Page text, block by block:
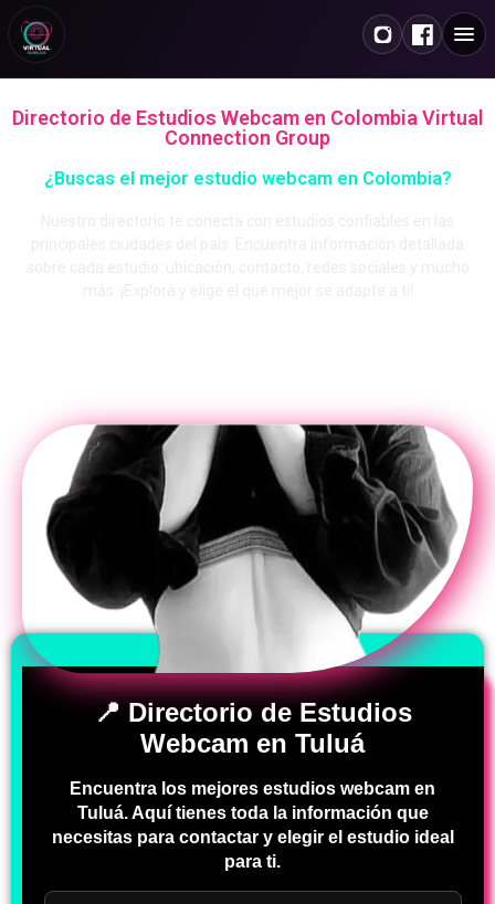
Directorio de Estudios Webcam en Colombia Virtual
Connection Group
¿Buscas el mejor estudio webcam en Colombia?
📍 Directorio de Estudios
Webcam en Tuluá
Encuentra los mejores estudios webcam en
Tuluá. Aquí tienes toda la información que
necesitas para contactar y elegir el estudio ideal
para ti.